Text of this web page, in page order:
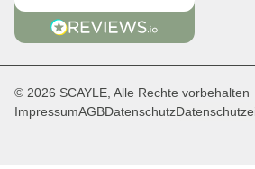
© 2026 SCAYLE, Alle Rechte vorbehalten
ImpressumAGBDatenschutz